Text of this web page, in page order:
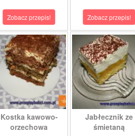
Zobacz przepis! Zobacz przepis!
Kostka kawowo-
orzechowa
Jabłecznik ze
śmietaną